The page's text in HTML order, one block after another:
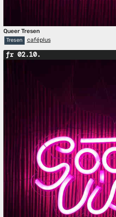
Queer Tresen
Tresen caféplus
fr 02.10.